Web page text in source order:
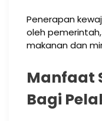
Penerapan
oleh
makanan dan
Manfaat
Bagi